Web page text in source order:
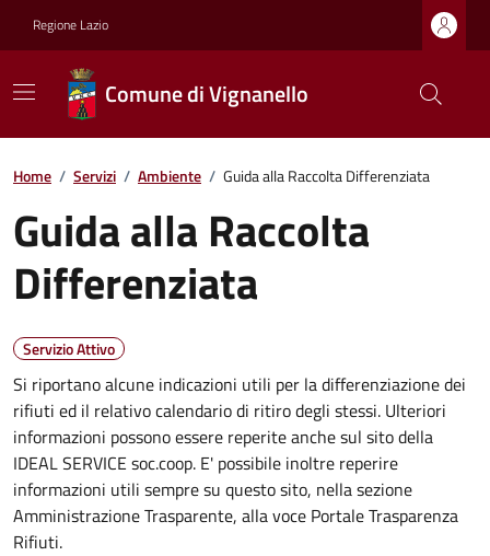
Regione Lazio
Comune di Vignanello
Home / Servizi / Ambiente / Guida alla Raccolta Differenziata
Guida alla Raccolta
Differenziata
Servizio Attivo
Si riportano alcune indicazioni utili per la differenziazione dei
rifiuti ed il relativo calendario di ritiro degli stessi. Ulteriori
informazioni possono essere reperite anche sul sito della
IDEAL SERVICE soc.coop. E' possibile inoltre reperire
informazioni utili sempre su questo sito, nella sezione
Amministrazione Trasparente, alla voce Portale Trasparenza
Rifiuti.